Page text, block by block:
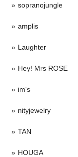
sopranojungle
amplis
Laughter
Hey! Mrs ROSE
im's
nityjewelry
TAN
HOUGA